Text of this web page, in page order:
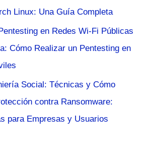
Linux: Una Guía Completa
en Redes Wi-Fi Públicas
Cómo Realizar un Pentesting en
Social: Técnicas y Cómo
contra Ransomware:
para Empresas y Usuarios